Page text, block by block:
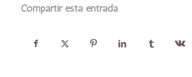
Compartir esta entrada